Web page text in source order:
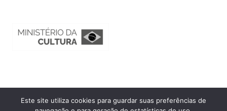
Ouvidoria
Este site utiliza cookies para guardar suas preferências de